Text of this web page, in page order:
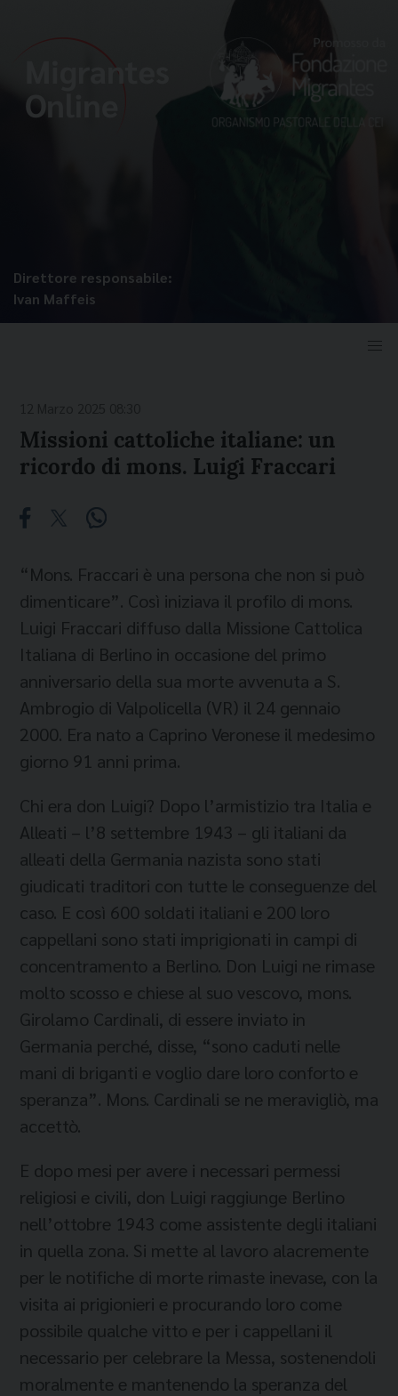
Direttore responsabile:
Ivan Maffeis
Missioni cattoliche italiane: un
ricordo di mons. Luigi Fraccari
“Mons. Fraccari è una persona che non si può
dimenticare”. Così iniziava il profilo di mons.
Luigi Fraccari diffuso dalla Missione Cattolica
Italiana di Berlino in occasione del primo
anniversario della sua morte avvenuta a S.
Ambrogio di Valpolicella (VR) il 24 gennaio
2000. Era nato a Caprino Veronese il medesimo
giorno 91 anni prima.
Chi era don Luigi? Dopo l’armistizio tra Italia e
Alleati – l’8 settembre 1943 – gli italiani da
alleati della Germania nazista sono stati
giudicati traditori con tutte le conseguenze del
caso. E così 600 soldati italiani e 200 loro
cappellani sono stati imprigionati in campi di
concentramento a Berlino. Don Luigi ne rimase
molto scosso e chiese al suo vescovo, mons.
Girolamo Cardinali, di essere inviato in
Germania perché, disse, “sono caduti nelle
mani di briganti e voglio dare loro conforto e
speranza”. Mons. Cardinali se ne meravigliò, ma
accettò.
E dopo mesi per avere i necessari permessi
religiosi e civili, don Luigi raggiunge Berlino
nell’ottobre 1943 come assistente degli italiani
in quella zona. Si mette al lavoro alacremente
per le notifiche di morte rimaste inevase, con la
visita ai prigionieri e procurando loro come
possibile qualche vitto e per i cappellani il
necessario per celebrare la Messa, sostenendoli
moralmente e mantenendo la speranza del